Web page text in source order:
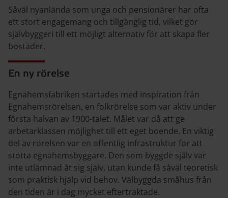
Såväl nyanlända som unga och pensionärer har ofta
ett stort engagemang och tillgänglig tid, vilket gör
självbyggeri till ett möjligt alternativ för att skapa fler
bostäder.
En ny rörelse
Egnahemsfabriken startades med inspiration från
Egnahemsrörelsen, en folkrörelse som var aktiv under
första halvan av 1900-talet. Målet var då att ge
arbetarklassen möjlighet till ett eget boende. En viktig
del av rörelsen var en offentlig infrastruktur för att
stötta egnahemsbyggare. Den som byggde själv var
inte utlämnad åt sig själv, utan kunde få såväl teoretisk
som praktisk hjälp vid behov. Välbyggda småhus från
den tiden är i dag mycket eftertraktade.